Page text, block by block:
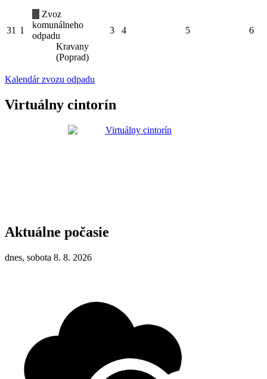
31 1
Zvoz
komunálneho
odpadu
Kravany
(Poprad)
3 4 5 6
Kalendár zvozu odpadu
Virtuálny cintorín
Aktuálne počasie
dnes, sobota 8. 8. 2026